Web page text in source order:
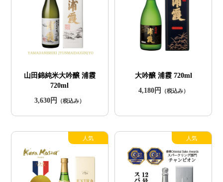
山田錦純米大吟醸 浦霞
720ml
3,630円
（税込み）
大吟醸 浦霞 720ml
4,180円
（税込み）